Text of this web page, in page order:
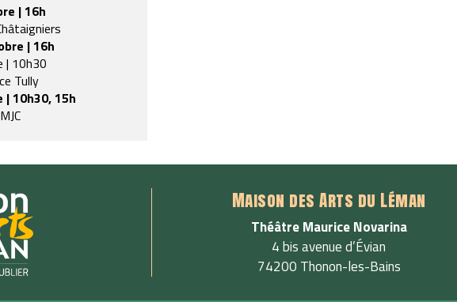
| 16h
| 16h
| 10h30
Tully
10h30, 15h
Maison des Arts du Léman
Théâtre Maurice Novarina
4 bis avenue d’Évian
74200 Thonon-les-Bains